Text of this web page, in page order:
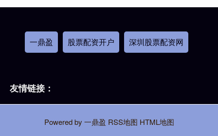
一鼎盈 股票配资开户 深圳股票配资网
友情链接：
Powered by 一鼎盈 RSS地图 HTML地图